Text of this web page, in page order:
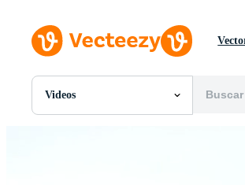
Videos
Todas Imágenes